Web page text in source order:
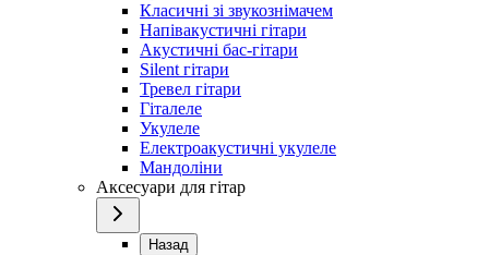
Класичні зі звукознімачем
Напівакустичні гітари
Акустичні бас-гітари
Silent гітари
Тревел гітари
Гіталеле
Укулеле
Електроакустичні укулеле
Мандоліни
Аксесуари для гітар
Назад